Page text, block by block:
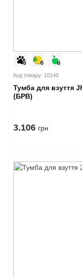
Код товару: 10140
Тумба для взуття
(БРВ)
3.106 грн